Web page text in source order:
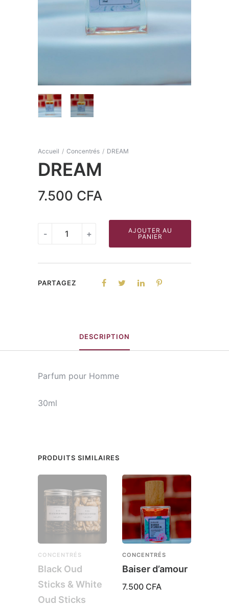
Accueil / Concentrés / DREAM
DREAM
7.500 CFA
-
DREAM
+
AJOUTER AU
PANIER
PARTAGEZ
DESCRIPTION
Parfum pour Homme
30ml
PRODUITS SIMILAIRES
CONCENTRÉS
Black Oud
Sticks & White
Oud Sticks
CONCENTRÉS
Baiser d’amour
7.500 CFA